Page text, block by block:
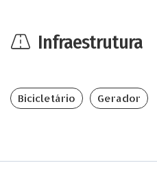
Infraestrutura
Bicicletário Gerador